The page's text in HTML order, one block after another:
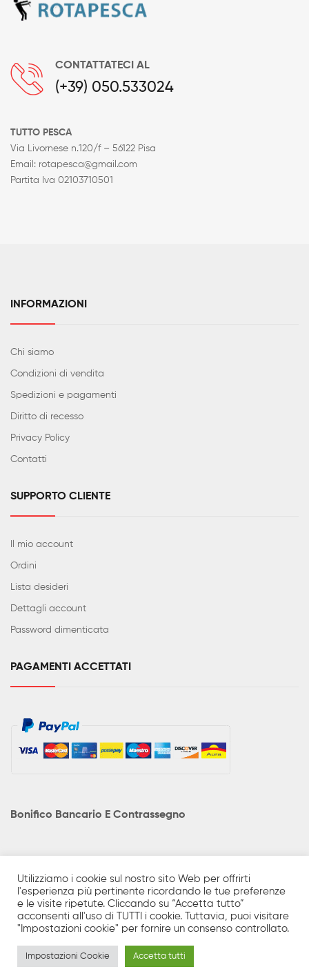
CONTATTATECI AL
(+39) 050.533024
TUTTO PESCA
Via Livornese n.120/f – 56122 Pisa
Email: rotapesca@gmail.com
Partita Iva 02103710501
INFORMAZIONI
Chi siamo
Condizioni di vendita
Spedizioni e pagamenti
Diritto di recesso
Privacy Policy
Contatti
SUPPORTO CLIENTE
Il mio account
Ordini
Lista desideri
Dettagli account
Password dimenticata
PAGAMENTI ACCETTATI
Bonifico Bancario E Contrassegno
I prodotti in catalogo sono solo una minima parte di quanto
realmente disponibile. Prezzi e caratteristiche tecniche possono
essere soggetti a variazioni senza preavviso e le foto sono a
realizzato daSolutions4IT
Utilizziamo i cookie sul nostro sito Web per offrirti
l'esperienza più pertinente ricordando le tue preferenze
e le visite ripetute. Cliccando su “Accetta tutto”
acconsenti all'uso di TUTTI i cookie. Tuttavia, puoi visitare
"Impostazioni cookie" per fornire un consenso controllato.
Impostazioni Cookie Accetta tutti